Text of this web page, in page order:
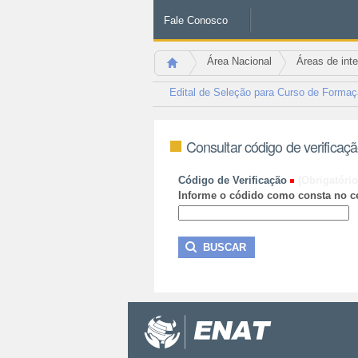
Fale Conosco
Área Nacional Áreas de
Edital de Seleção para Curso de
Consultar código de
Código de Verificação
Informe o códido como consta no